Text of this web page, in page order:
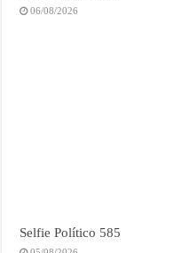
06/08/2026
Selfie Político 585